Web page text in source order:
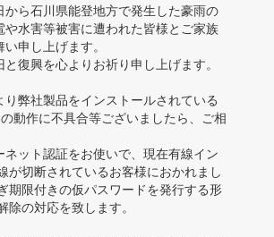
ら石川県能登地方で発生した豪雨の
や水害等被害に遭われた皆様とご家族
申し上げます。
復興を心よりお祈り申し上げます。
弊社製品をインストールされている
動作に不具合等ございましたら、ご相
ネット認証をお使いで、現在有線イン
が切断されているお客様におかれまし
期限付きの仮パスワードを発行する形
除の対応を致します。